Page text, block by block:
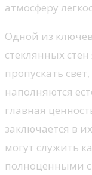
атмосферу
Одной из
стеклянных
пропускать
наполняются
главная
заключается в
могут служить
полноценными